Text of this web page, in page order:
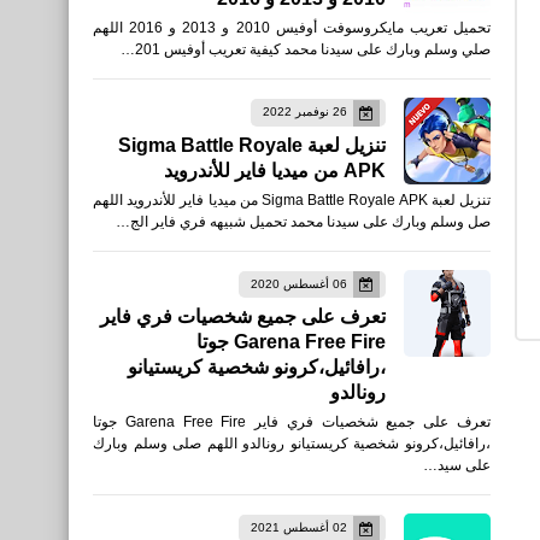
تحميل تعريب مايكروسوفت أوفيس 2010 و 2013 و 2016 اللهم
صلي وسلم وبارك على سيدنا محمد كيفية تعريب أوفيس 201…
26 نوفمبر 2022
تنزيل لعبة Sigma Battle Royale
APK من ميديا فاير للأندرويد
تنزيل لعبة Sigma Battle Royale APK من ميديا فاير للأندرويد اللهم
صل وسلم وبارك على سيدنا محمد تحميل شبيهه فري فاير الج…
06 أغسطس 2020
تعرف على جميع شخصيات فري فاير
Garena Free Fire جوتا
،رافائيل،كرونو شخصية كريستيانو
رونالدو
تعرف على جميع شخصيات فري فاير Garena Free Fire جوتا
،رافائيل،كرونو شخصية كريستيانو رونالدو اللهم صلى وسلم وبارك
على سيد…
02 أغسطس 2021
عناق ميسي وفاتي صورة
تاريخية
خطوات رحلتك إلى الحرية
المالية عبر الأنترنت
أغلى السيارات البريطانية
الكلاسيكية التى تم بيعها الجزء